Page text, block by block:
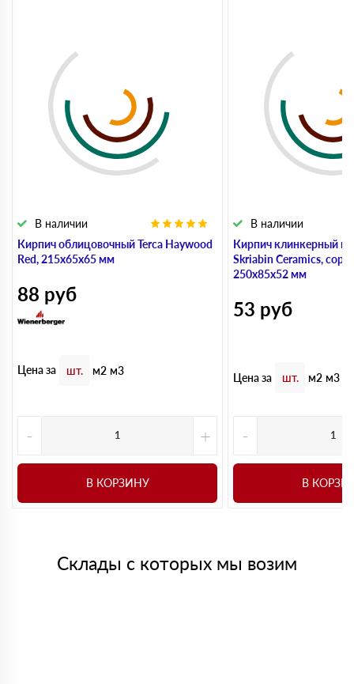
Кирпич облицовочный Terca Haywood
Red, 215х65х65 мм
В наличии
88 руб
Цена за шт. м2 м3
- +
В КОРЗИНУ
Кирпич клинкерный
Skriabin Ceramics,
250х85х52 мм
В наличии
53 руб
Цена за шт. м2 м3
-
В
Склады с которых мы возим